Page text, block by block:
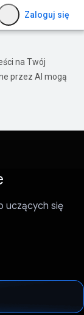
Zaloguj się
na Twój
przez AI mogą
uczących się